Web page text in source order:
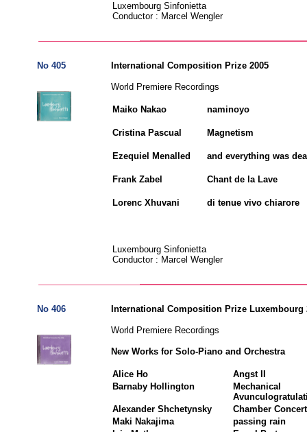
Luxembourg Sinfonietta
Conductor : Marcel Wengler
No 405 International Composition Prize 2005
World Premiere Recordings
Maiko Nakao naminoyo
Cristina Pascual
Ezequiel Menalled and everything was
Frank Zabel Chant de la Lave
Lorenc Xhuvani di tenue vivo chiarore
Luxembourg Sinfonietta
Conductor : Marcel Wengler
No 406 International Composition Prize Luxembourg
World Premiere Recordings
New Works for Solo-Piano and Orchestra
Alice Ho
Angst II
Barnaby Hollington
Mechanical
Alexander Shchetynsky
Chamber
Maki Nakajima
passing rain